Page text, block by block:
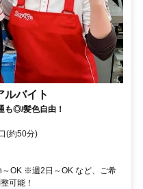
ルバイト
も◎/髪色自由！
(約50分)
OK ※週2日～OK など、ご希
可能！